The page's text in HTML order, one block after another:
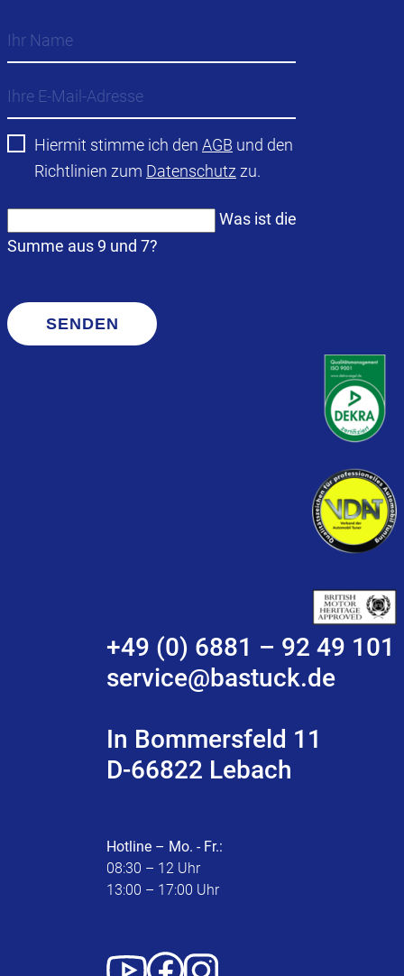
Hiermit stimme ich den AGB und den
Richtlinien zum Datenschutzzu.
Was ist die
Summe aus 9 und 7?
SENDEN
+49 (0) 6881 – 92 49 101
service@bastuck.de
In Bommersfeld 11
D-66822 Lebach
Hotline – Mo. - Fr.:
08:30 – 12 Uhr
13:00 – 17:00 Uhr